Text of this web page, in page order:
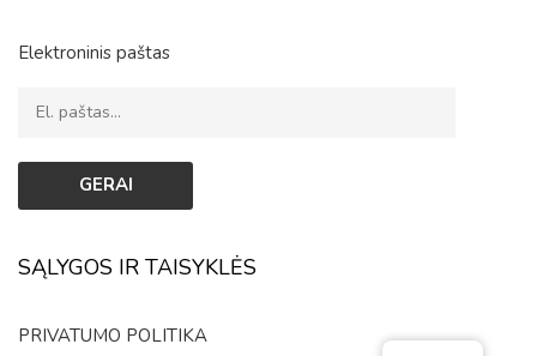
Elektroninis paštas
SĄLYGOS IR TAISYKLĖS
PRIVATUMO POLITIKA